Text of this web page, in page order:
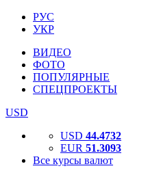
РУС
УКР
ВИДЕО
ФОТО
ПОПУЛЯРНЫЕ
СПЕЦПРОЕКТЫ
USD
USD 44.4732
EUR 51.3093
Все курсы валют